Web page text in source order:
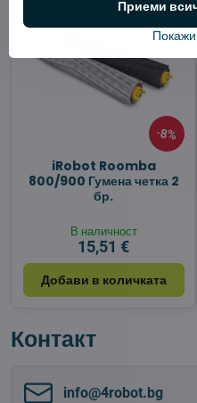
8%
iRobot Roomba
800/900 Гумена четка 2
бр.
В наличност
15,51 €
Добави в количката
Контакт
info​@4robot​.bg
Приеми